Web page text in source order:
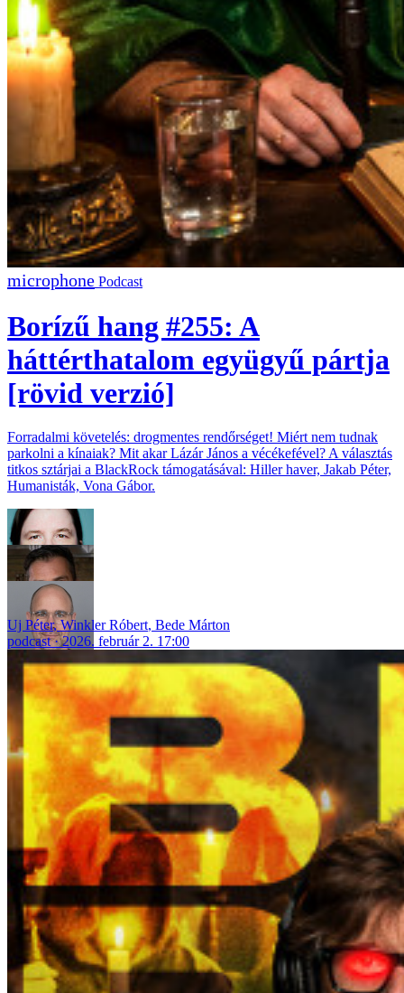
Podcast
Borízű hang #255: A
háttérthatalom együgyű pártja
[rövid verzió]
Forradalmi követelés: drogmentes rendőrséget! Miért nem tudnak
parkolni a kínaiak? Mit akar Lázár János a vécékefével? A választás
titkos sztárjai a BlackRock támogatásával: Hiller haver, Jakab Péter,
Humanisták, Vona Gábor.
Uj Péter,Winkler Róbert, Bede Márton
podcast
2026. február 2. 17:00